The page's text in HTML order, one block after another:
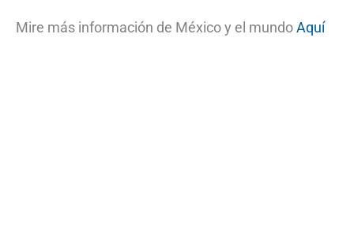
Mire más información de México y el mundoAquí